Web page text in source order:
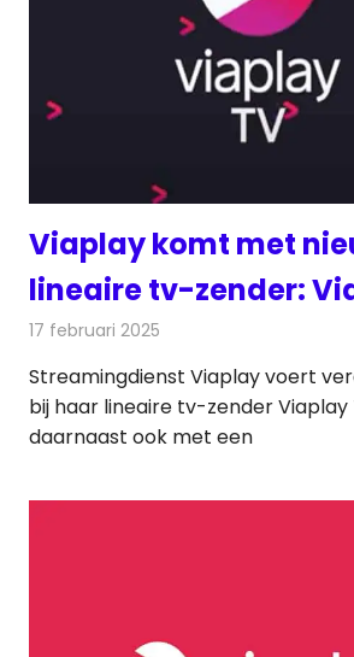
Viaplay komt met
lineaire tv-zender:
17 februari 2025
Streamingdienst Viaplay voert
bij haar lineaire tv-zender Viaplay
daarnaast ook met een